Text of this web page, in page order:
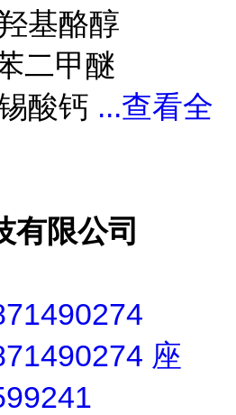
基酪醇
二甲醚
酸钙 ...查看全
有限公司
座